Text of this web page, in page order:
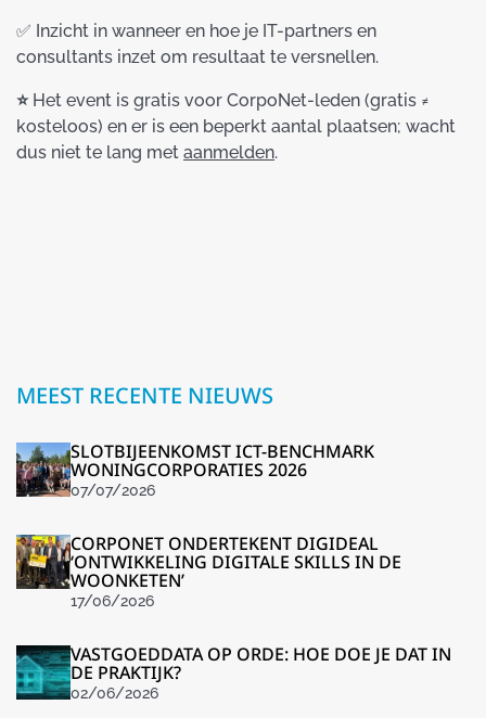
✅ Inzicht in wanneer en hoe je IT-partners en
consultants inzet om resultaat te versnellen.
⭐️Het event is gratis voor CorpoNet-leden (gratis ≠
kosteloos) en er is een beperkt aantal plaatsen; wacht
dus niet te lang met aanmelden.
MEEST RECENTE NIEUWS
SLOTBIJEENKOMST ICT-BENCHMARK
WONINGCORPORATIES 2026
07/07/2026
CORPONET ONDERTEKENT DIGIDEAL
‘ONTWIKKELING DIGITALE SKILLS IN DE
WOONKETEN’
17/06/2026
VASTGOEDDATA OP ORDE: HOE DOE JE DAT IN
DE PRAKTIJK?
02/06/2026